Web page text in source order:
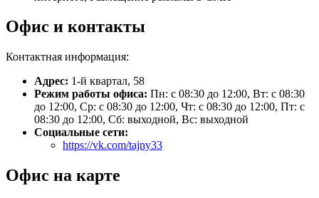
Офис и контакты
Контактная информация:
Адрес: 1-й квартал, 58
Режим работы офиса: Пн: с 08:30 до 12:00, Вт: с 08:30
до 12:00, Ср: с 08:30 до 12:00, Чт: с 08:30 до 12:00, Пт: с
08:30 до 12:00, Сб: выходной, Вс: выходной
Социальные сети:
https://vk.com/tajny33
Офис на карте